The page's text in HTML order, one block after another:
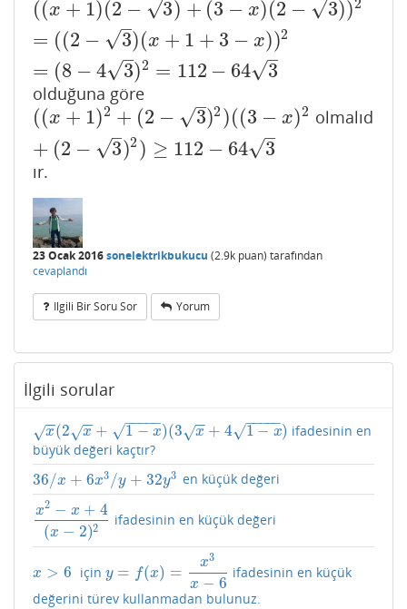
((x + 1)(2 − 3
√ ) + (3 − x)(2 − 3
√ ))
= ((2 − 3
–
√ )(x + 1 + 3 − x))2
= (8 − 4 3
–
√ )2 = 112 − 64 3
–
√
(( x+1)(2 −3)+( 3− x)(2−3 ))2 =((2−3)(x+1+3− x))2=(8
olduğuna göre
((x + 1)2 + (2 − 3
–
√ )2 )((3 − x)2
+ (2 − 3
–
√ )2 ) ≥ 112 − 64 3
–
√
(( x+1)2 +(2− 3)2 )((3 −x )2+(2− 3)2)≥ 112−64 3
olmalıd
ır.
23 Ocak 2016sonelektrikbukucu (2.9k puan) tarafından
cevaplandı
Ilgili Bir Soru Sor Yorum
İlgili sorular
x
−
−
√ (2 x
−
−
√ + 1 − x
− −
−−−
√ )(3 x
−
−
√ + 4 1 − x
− −
−−−
√ )
x(2x+1−x)(3x+ 41− x)
ifadesinin en
büyük değeri kaçtır?
36/x + 6x3 /y + 32y3
36/x+ 6x3 /y+32y3 en küçük değeri
x2 − x + 4
(x − 2)2
x2−x+4(x−2)2 ifadesinin en küçük değeri
x > 6
x> 6 için y = f(x) = x3
x − 6
y=f(x =x3x −6
ifadesinin en küçük
değerini türev kullanmadan bulunuz.